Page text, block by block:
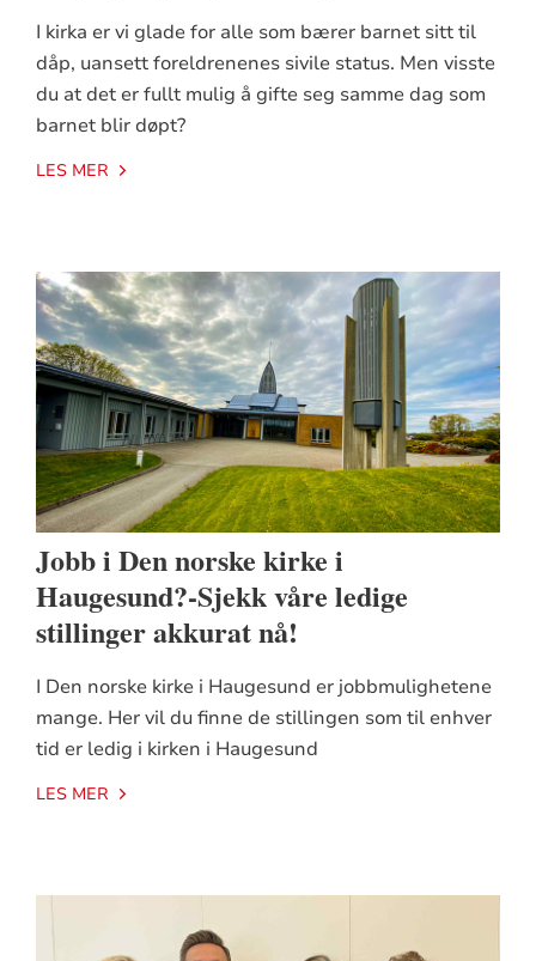
I kirka er vi glade for alle som bærer barnet sitt til
dåp, uansett foreldrenenes sivile status. Men visste
du at det er fullt mulig å gifte seg samme dag som
barnet blir døpt?
LES MER
Jobb i Den norske kirke i
Haugesund?-Sjekk våre ledige
stillinger akkurat nå!
I Den norske kirke i Haugesund er jobbmulighetene
mange. Her vil du finne de stillingen som til enhver
tid er ledig i kirken i Haugesund
LES MER